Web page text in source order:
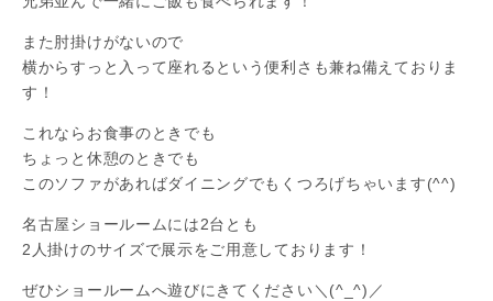
また肘掛けがないので
横からすっと入って座れるという便利さも兼ね備えておりま
す！
これならお食事のときでも
ちょっと休憩のときでも
このソファがあればダイニングでもくつろげちゃいます(^^)
名古屋ショールームには2台とも
2人掛けのサイズで展示をご用意しております！
ぜひショールームへ遊びにきてください＼(^_^)／